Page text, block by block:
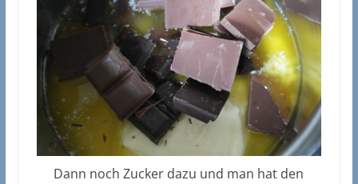
Dann noch Zucker dazu und man hat den